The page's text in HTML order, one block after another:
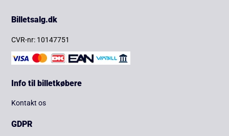
Billetsalg.dk
CVR-nr: 10147751
Info til billetkøbere
Kontakt os
GDPR